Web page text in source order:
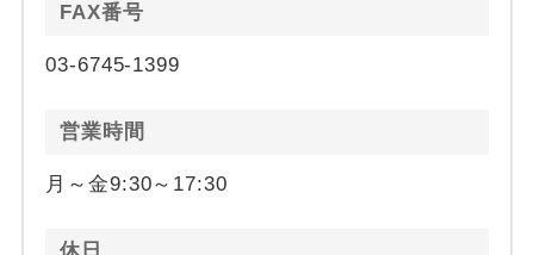
FAX番号
03-6745-1399
営業時間
月～金9:30～17:30